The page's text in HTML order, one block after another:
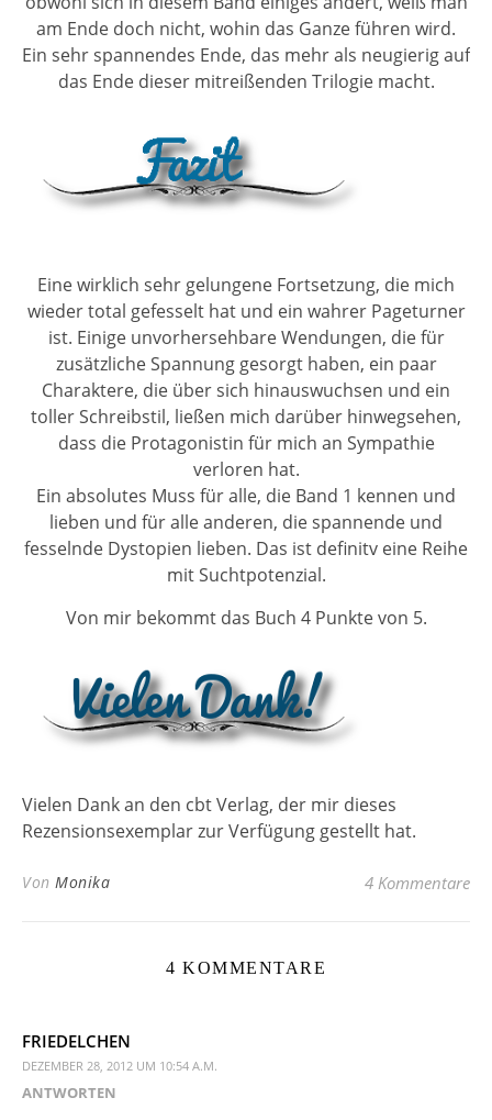
am Ende doch nicht, wohin das Ganze führen wird.
Ein sehr spannendes Ende, das mehr als neugierig auf
das Ende dieser mitreißenden Trilogie macht.
Eine wirklich sehr gelungene Fortsetzung, die mich
wieder total gefesselt hat und ein wahrer Pageturner
ist. Einige unvorhersehbare Wendungen, die für
zusätzliche Spannung gesorgt haben, ein paar
Charaktere, die über sich hinauswuchsen und ein
toller Schreibstil, ließen mich darüber hinwegsehen,
dass die Protagonistin für mich an Sympathie
verloren hat.
Ein absolutes Muss für alle, die Band 1 kennen und
lieben und für alle anderen, die spannende und
fesselnde Dystopien lieben. Das ist definitv eine Reihe
mit Suchtpotenzial.
Von mir bekommt das Buch 4 Punkte von 5.
Vielen Dank an den cbt Verlag, der mir dieses
Rezensionsexemplar zur Verfügung gestellt hat.
Von Monika 4 Kommentare
4 KOMMENTARE
FRIEDELCHEN
DEZEMBER 28, 2012 UM 10:54 A.M.
ANTWORTEN